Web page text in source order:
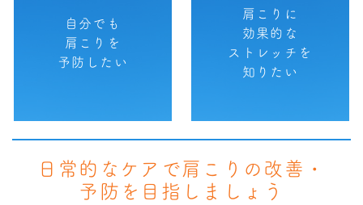
自分でも
肩こりを
予防したい
肩こりに
効果的な
ストレッチを
知りたい
日常的なケアで肩こりの改善・
予防を目指しましょう